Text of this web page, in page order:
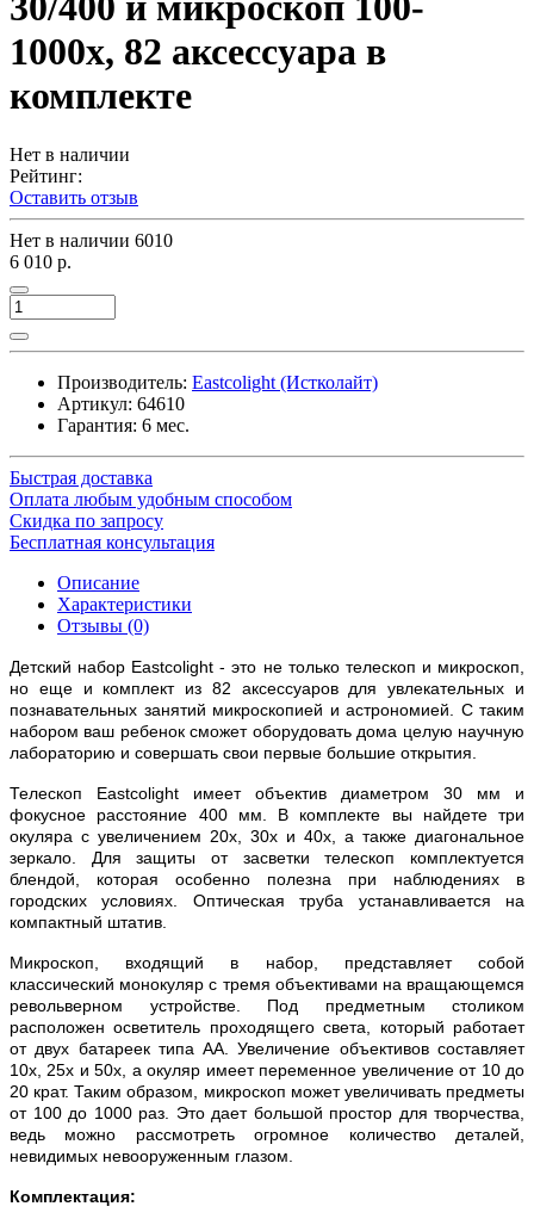
1000x, 82 аксессуара в
комплекте
Нет в наличии
Рейтинг:
Оставить отзыв
Нет в наличии 6010
6 010 р.
Производитель: Eastcolight (Истколайт)
Артикул: 64610
Гарантия: 6 мес.
Быстрая доставка
Оплата любым удобным способом
Скидка по запросу
Бесплатная консультация
Описание
Характеристики
Отзывы (0)
Детский набор Eastcolight - это не только телескоп и микроскоп,
но еще и комплект из 82 аксессуаров для увлекательных и
познавательных занятий микроскопией и астрономией. С таким
набором ваш ребенок сможет оборудовать дома целую научную
лабораторию и совершать свои первые большие открытия.
Телескоп Eastcolight имеет объектив диаметром 30 мм и
фокусное расстояние 400 мм. В комплекте вы найдете три
окуляра с увеличением 20х, 30х и 40х, а также диагональное
зеркало. Для защиты от засветки телескоп комплектуется
блендой, которая особенно полезна при наблюдениях в
городских условиях. Оптическая труба устанавливается на
компактный штатив.
Микроскоп, входящий в набор, представляет собой
классический монокуляр с тремя объективами на вращающемся
револьверном устройстве. Под предметным столиком
расположен осветитель проходящего света, который работает
от двух батареек типа АА. Увеличение объективов составляет
10х, 25х и 50х, а окуляр имеет переменное увеличение от 10 до
20 крат. Таким образом, микроскоп может увеличивать предметы
от 100 до 1000 раз. Это дает большой простор для творчества,
ведь можно рассмотреть огромное количество деталей,
невидимых невооруженным глазом.
Комплектация: